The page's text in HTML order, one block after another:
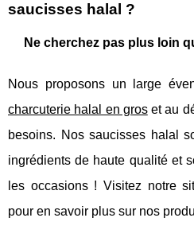
saucisses halal ?
Ne cherchez pas plus loin
Nous proposons un large
charcuterie halal en groset au
besoins. Nos saucisses halal
ingrédients de haute qualité et
les occasions ! Visitez notre
pour en savoir plus sur nos